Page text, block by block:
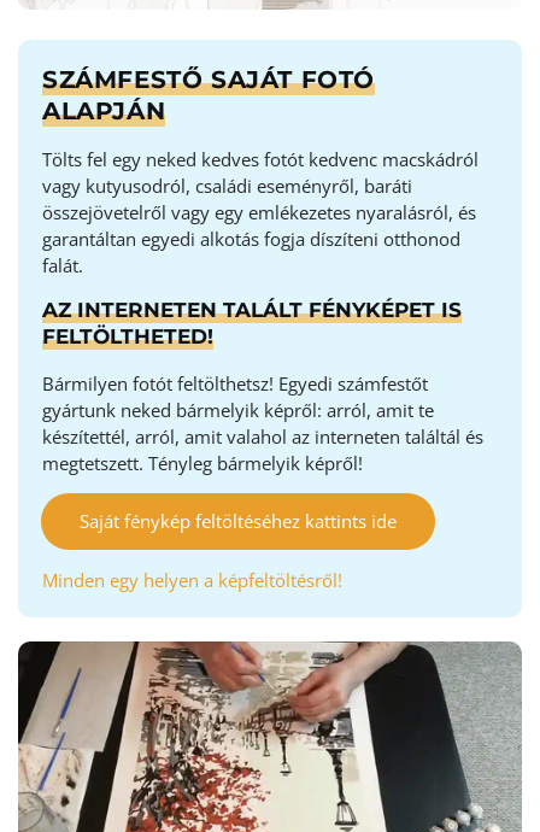
SZÁMFESTŐ SAJÁT FOTÓ
ALAPJÁN
Tölts fel egy neked kedves fotót kedvenc macskádról
vagy kutyusodról, családi eseményről, baráti
összejövetelről vagy egy emlékezetes nyaralásról, és
garantáltan egyedi alkotás fogja díszíteni otthonod
falát.
AZ INTERNETEN TALÁLT FÉNYKÉPET IS
FELTÖLTHETED!
Bármilyen fotót feltölthetsz! Egyedi számfestőt
gyártunk neked bármelyik képről: arról, amit te
készítettél, arról, amit valahol az interneten találtál és
megtetszett. Tényleg bármelyik képről!
Saját fénykép feltöltéséhez kattints ide
Minden egy helyen a képfeltöltésről!